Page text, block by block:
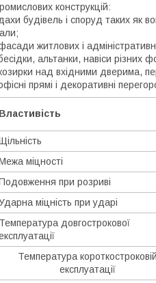
конструкцій:
будівель і споруд таких як
житлових і
альтанки, навіси різних
над вхідними дверима,
прямі і декоративні
Властивість
міцності
при розриві
міцність при ударі
Температура довгострокової
Температура короткостроковій
експлуатації